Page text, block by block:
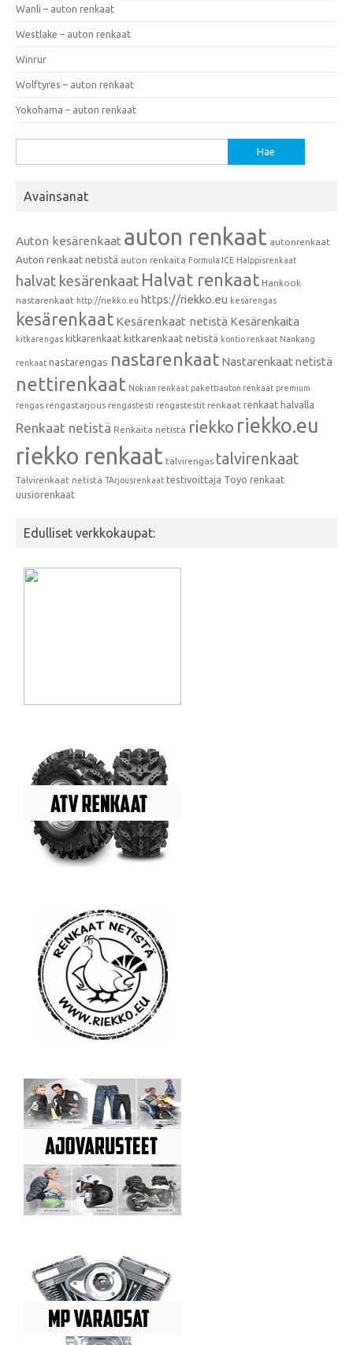
Wanli – auton renkaat
Westlake – auton renkaat
Winrur
Wolftyres – auton renkaat
Yokohama – auton renkaat
Avainsanat
Auton kesärenkaat auton renkaat autonrenkaat
Auton renkaat netistä auton renkaita Formula ICE Halppisrenkaat
halvat kesärenkaat Halvat renkaat Hankook
nastarenkaat http://riekko.eu https://riekko.eu kesärengas
kesärenkaat Kesärenkaat netistä Kesärenkaita
kitkarengas kitkarenkaat kitkarenkaat netistä kontio renkaat Nankang
renkaat nastarengas nastarenkaat Nastarenkaat netistä
nettirenkaat Nokian renkaat pakettiauton renkaat premium
rengas rengastarjous rengastesti rengastestit renkaat renkaat halvalla
Renkaat netistä Renkaita netistä riekko riekko.eu
riekko renkaat talvirengas talvirenkaat
Talvirenkaat netistä TArjousrenkaat testivoittaja Toyo renkaat
uusiorenkaat
Edulliset verkkokaupat: